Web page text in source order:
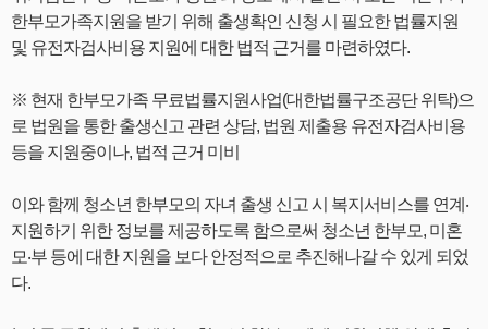
한부모가족지원을 받기 위해 출생확인 신청 시 필요한 법률지원
및 유전자검사비용 지원에 대한 법적 근거를 마련하였다.
※ 현재 한부모가족 무료법률지원사업(대한법률구조공단 위탁)으
로 법원을 통한 출생신고 관련 상담, 법원 제출용 유전자검사비용
등을 지원중이나, 법적 근거 미비
이와 함께 청소년 한부모의 자녀 출생 신고 시 복지서비스를 연계‧
지원하기 위한 정보를 제공하도록 함으로써 청소년 한부모, 미혼
모‧부 등에 대한 지원을 보다 안정적으로 추진해나갈 수 있게 되었
다.